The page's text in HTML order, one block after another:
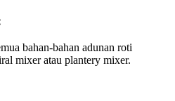
bahan-bahan adunan roti
mixer atau plantery mixer.